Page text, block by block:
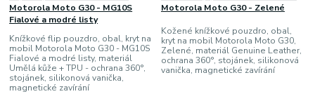
Motorola Moto G30 - MG10S
Fialové a modré listy
Knížkové flip pouzdro, obal, kryt na
mobil Motorola Moto G30 - MG10S
Fialové a modré listy, materiál
Umělá kůže + TPU - ochrana 360°,
stojánek, silikonová vanička,
magnetické zavírání
Motorola Moto G30 - Zelené
Kožené knížkové pouzdro, obal,
kryt na mobil Motorola Moto G30,
Zelené, materiál Genuine Leather,
ochrana 360°, stojánek, silikonová
vanička, magnetické zavírání